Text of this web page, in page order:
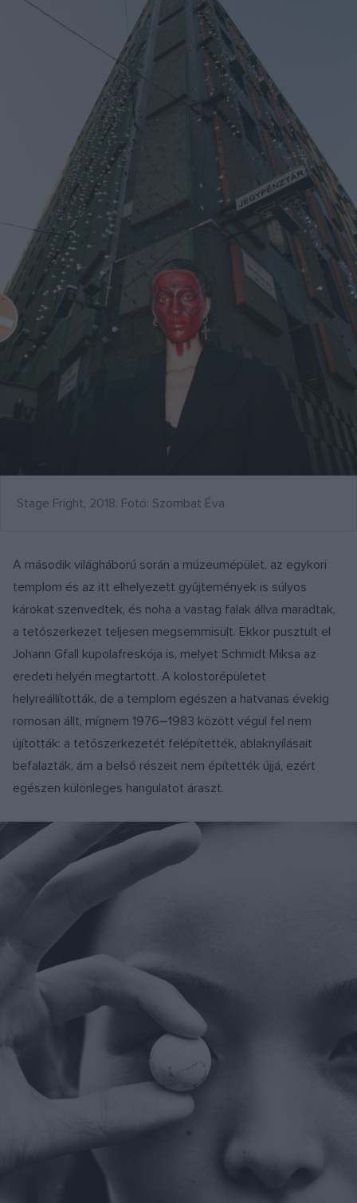
Stage Fright, 2018. Fotó: Szombat Éva
A második világháború során a múzeumépület, az egykori
templom és az itt elhelyezett gyűjtemények is súlyos
károkat szenvedtek, és noha a vastag falak állva maradtak,
a tetőszerkezet teljesen megsemmisült. Ekkor pusztult el
Johann Gfall kupolafreskója is, melyet Schmidt Miksa az
eredeti helyén megtartott. A kolostorépületet
helyreállították, de a templom egészen a hatvanas évekig
romosan állt, mígnem 1976–1983 között végül fel nem
újították: a tetőszerkezetét felépítették, ablaknyílásait
befalazták, ám a belső részeit nem építették újjá, ezért
egészen különleges hangulatot áraszt.